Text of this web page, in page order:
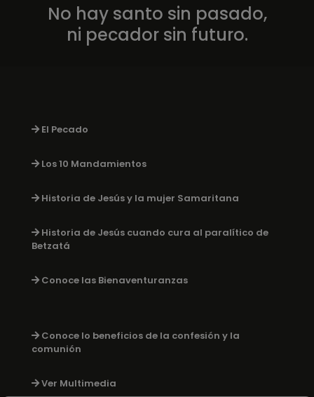
No hay santo sin pasado,
ni pecador sin futuro.
El Pecado
Los 10 Mandamientos
Historia de Jesús y la mujer Samaritana
Historia de Jesús cuando cura al paralítico de
Betzatá
Conoce las Bienaventuranzas
Conoce lo beneficios de la confesión y la
comunión
Ver Multimedia